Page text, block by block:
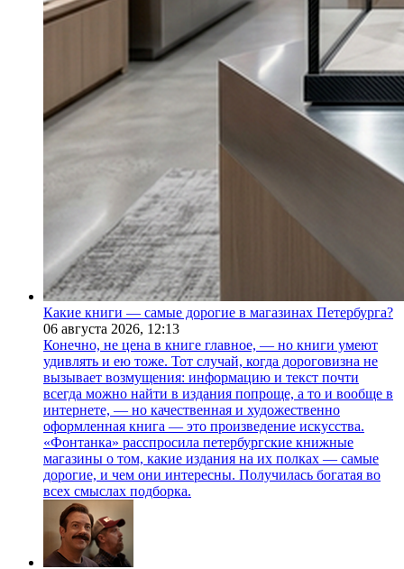
Какие книги — самые дорогие в магазинах Петербурга?
06 августа 2026, 12:13
Конечно, не цена в книге главное, — но книги умеют
удивлять и ею тоже. Тот случай, когда дороговизна не
вызывает возмущения: информацию и текст почти
всегда можно найти в издания попроще, а то и вообще в
интернете, — но качественная и художественно
оформленная книга — это произведение искусства.
«Фонтанка» расспросила петербургские книжные
магазины о том, какие издания на их полках — самые
дорогие, и чем они интересны. Получилась богатая во
всех смыслах подборка.